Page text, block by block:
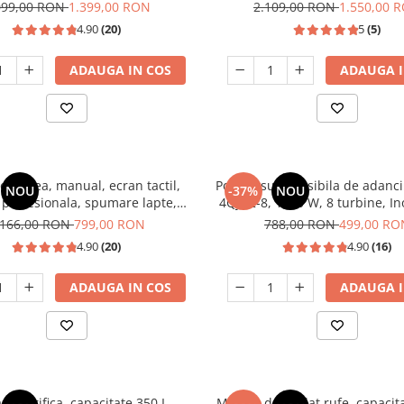
RON1.399,00 RON
4.90(20)
ADAUGA IN COS
2.109,00 RON1.550,00
5(5)
ADAUGA
NOU
cafea, manual, ecran tactil,
spumare lapte,
italia 20 bari, rezervor apa
RON799,00 RON
4.90(20)
ADAUGA IN COS
-37% NOU
Pompa submersibila de
4QJD2-8, 1500 W, 8 turbine,
25m
788,00 RON499,00
4.90(16)
ADAUGA